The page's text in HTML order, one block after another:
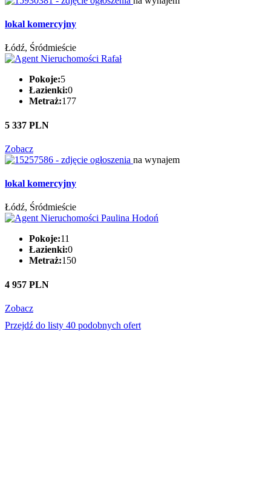
lokal komercyjny
Łódź, Śródmieście
Pokoje:5
Łazienki:0
Metraż:177
5 337 PLN
Zobacz
na wynajem
lokal komercyjny
Łódź, Śródmieście
Pokoje:11
Łazienki:0
Metraż:150
4 957 PLN
Zobacz
Przejdź do listy 40 podobnych ofert